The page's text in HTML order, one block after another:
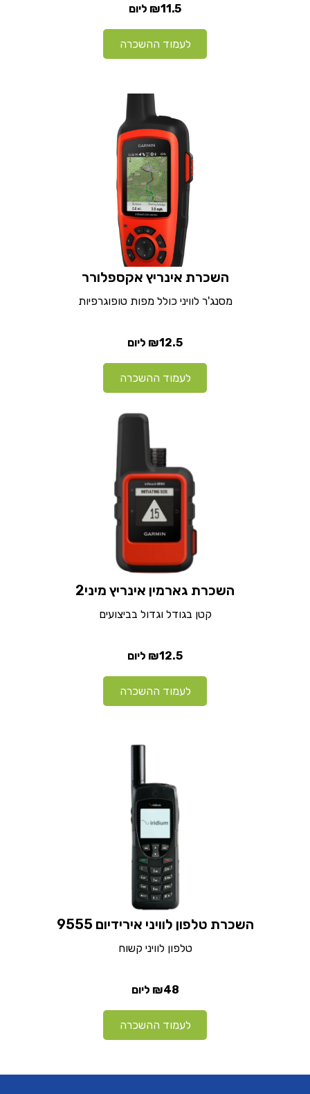
₪11.5 ליום
לעמוד ההשכרה
השכרת אינריץ אקספלורר
מסנג'ר לוויני כולל מפות טופוגרפיות
₪12.5 ליום
לעמוד ההשכרה
השכרת גארמין אינריץ מיני2
קטן בגודל וגדול בביצועים
₪12.5 ליום
לעמוד ההשכרה
השכרת טלפון לוויני אירידיום 9555
טלפון לוויני קשוח
₪48 ליום
לעמוד ההשכרה